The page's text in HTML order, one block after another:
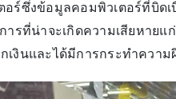
อร์ซึ่งข้อมูลคอมพิวเตอร์ที่บิ
การที่น่าจะเกิดความเสียหา
เงินและได้มีการกระทำควา